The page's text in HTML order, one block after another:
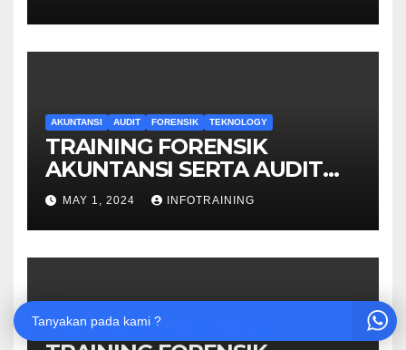
AKUNTANSI AUDIT FORENSIK TEKNOLOGY
TRAINING FORENSIK
AKUNTANSI SERTA AUDIT
PENYELIDIKAN
MAY 1, 2024 INFOTRAINING
AKUNTANSI AUDIT FORENSIK
Tanyakan pada kami ?